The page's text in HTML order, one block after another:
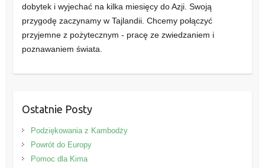
dobytek i wyjechać na kilka miesięcy do Azji. Swoją
przygodę zaczynamy w Tajlandii. Chcemy połączyć
przyjemne z pożytecznym - pracę ze zwiedzaniem i
poznawaniem świata.
Ostatnie Posty
Podziękowania z Kambodży
Powrót do Europy
Pomoc dla Kima